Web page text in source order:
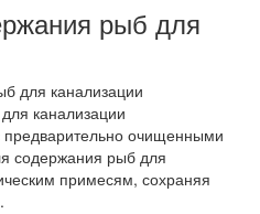
рыб для
канализации
предварительно очищенными
содержания рыб для
примесям, сохраняя